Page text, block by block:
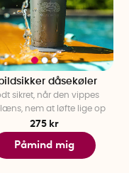
dåsekøler
sikret, når den vippes
nem at løfte lige op
275 kr
Påmind mig